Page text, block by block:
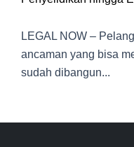
LEGAL NOW –
ancaman yang bisa
sudah dibangun...